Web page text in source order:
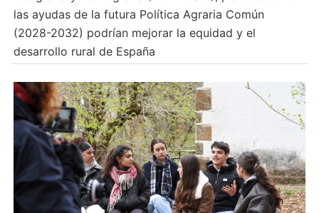
las ayudas de la futura Política Agraria Común
(2028-2032) podrían mejorar la equidad y el
desarrollo rural de España